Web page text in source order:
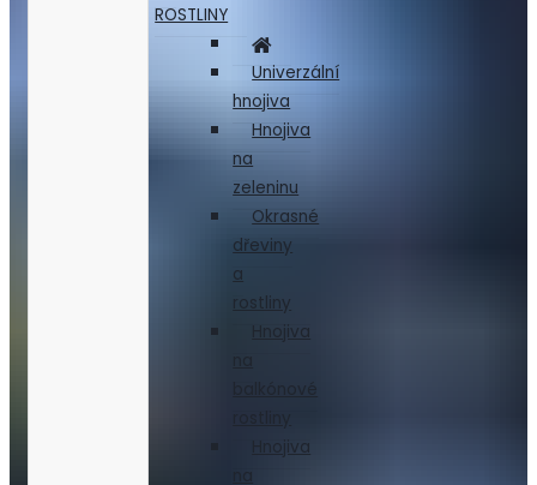
ROSTLINY
Univerzální
hnojiva
Hnojiva
na
zeleninu
Okrasné
dřeviny
a
rostliny
Hnojiva
balkónové
Hnojiva